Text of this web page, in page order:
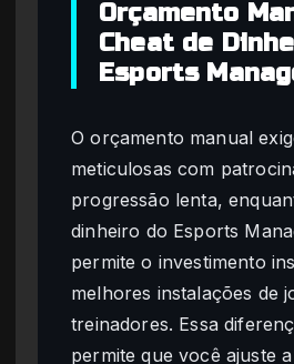
Orçamento
Cheat de
Esports
O orçamento manual
meticulosas com
progressão lenta,
dinheiro do Esports
permite o investimento
melhores instalações de
treinadores. Essa
permite que você ajuste